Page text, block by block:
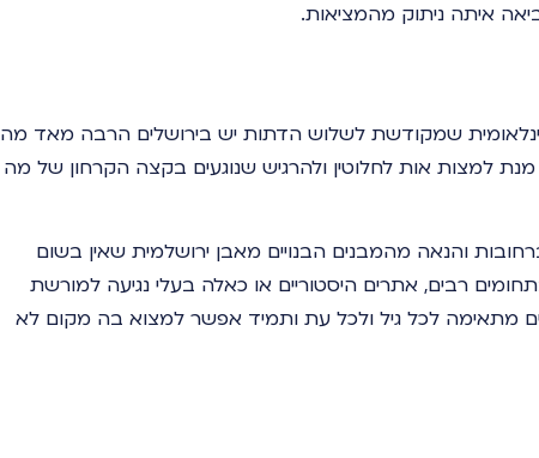
איתה ניתוק מהמציאות.
שמקודשת לשלוש הדתות יש בירושלים הרבה מאד מה
למצות אות לחלוטין ולהרגיש שנוגעים בקצה הקרחון של מה
והנאה מהמבנים הבנויים מאבן ירושלמית שאין בשום
רבים, אתרים היסטוריים או כאלה בעלי נגיעה למורשת
מתאימה לכל גיל ולכל עת ותמיד אפשר למצוא בה מקום לא